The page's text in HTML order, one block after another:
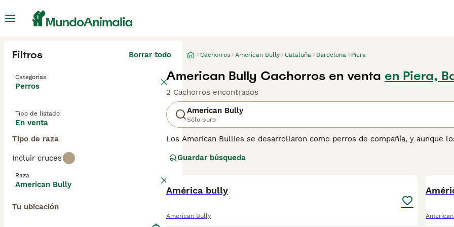
Filtros Borrar todo
Categorías
Perros
Tipo de listado
En venta
Tipo de raza
Incluir cruces
Raza
American Bully
Tu ubicación
Cachorros American Bully Cataluña Barcelona Piera
American Bully Cachorros en venta en Piera,
2 Cachorros encontrados
American Bully
Sólo puro
Los American Bullies se desarrollaron como perros de compañía, y aunque
'construcción' muy similares, pero ahora se reconoce que los American
English Bulldogges en su crianza. Lee nuestra página de consejos de
de perro.
Guardar búsqueda
América bully
American Bully